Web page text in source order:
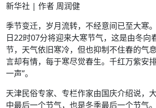
新华社 | 作者 周润健
季节变迁，岁月流转，不经意间已至大寒
日22时07分将迎来大寒节气，这是由冬向
节，天气依旧寒冷，但也抑制不住春的气
言却有情，每于寒尽觉春生。千红万紫安
一声”。
天津民俗专家、专栏作家由国庆介绍说，
中最后一个节气，也是冬季最后一个节气